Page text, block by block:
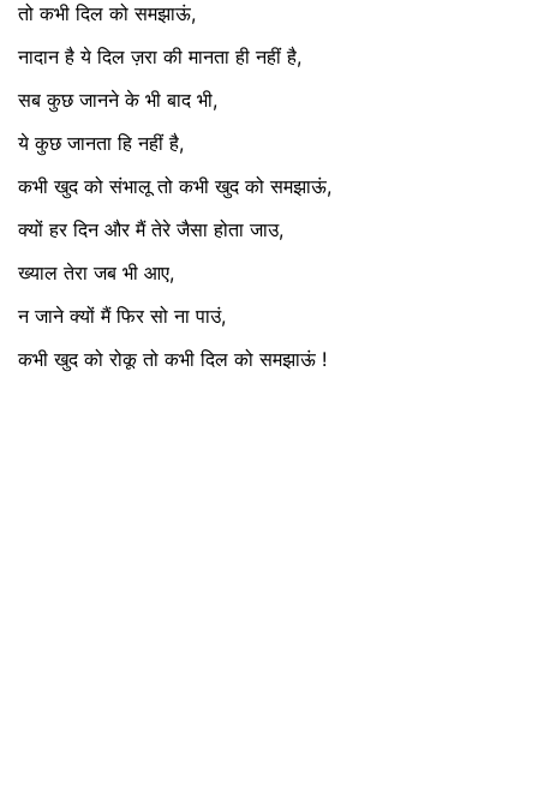
तो कभी दिल को समझाऊं,
नादान है ये दिल ज़रा की मानता ही नहीं है,
सब कुछ जानने के भी बाद भी,
ये कुछ जानता हि नहीं है,
कभी खुद को संभालू तो कभी खुद को समझाऊं,
क्यों हर दिन और मैं तेरे जैसा होता जाउ,
ख्याल तेरा जब भी आए,
न जाने क्यों मैं फिर सो ना पाउं,
कभी खुद को रोकू तो कभी दिल को समझाऊं !